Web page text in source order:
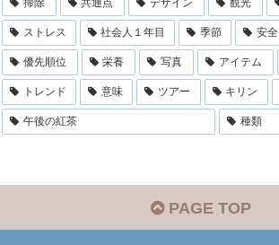
掃除 共通点 デザイン 観光
ストレス 社会人１年目 季節 安全
優先順位 栄養 写真 アイテム
トレンド 意味 ツアー キリン
午後の紅茶 種類
PAGE TOP